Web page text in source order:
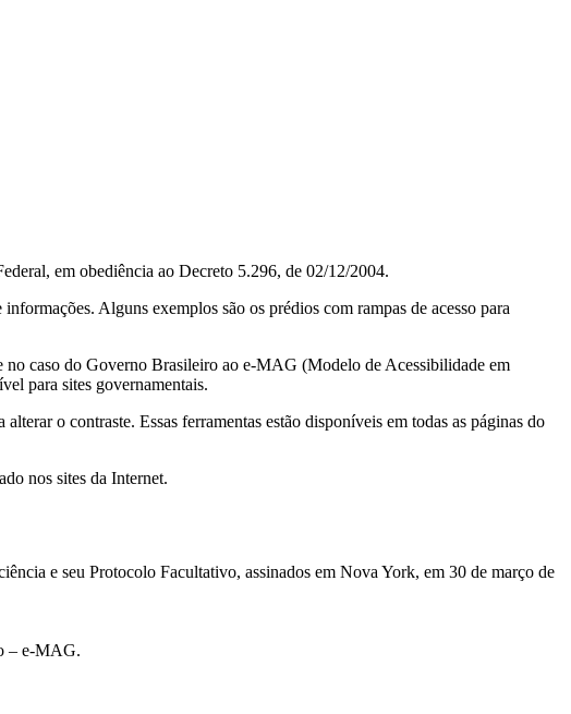
em obediência ao Decreto 5.296, de 02/12/2004.
Alguns exemplos são os prédios com rampas de acesso para
caso do Governo Brasileiro ao e-MAG (Modelo de Acessibilidade em
para sites governamentais.
o contraste. Essas ferramentas estão disponíveis em todas as páginas do
nos sites da Internet.
e seu Protocolo Facultativo, assinados em Nova York, em 30 de março de
– e-MAG.